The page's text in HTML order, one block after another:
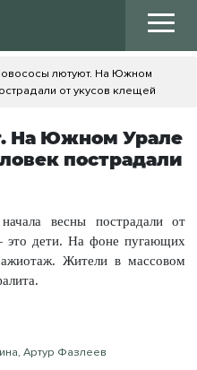
лютуют. На Южном
от укусов клещей
На Южном Урале
пострадали
весны пострадали от
это дети. На фоне пугающих
Жители в массовом
Артур Фазлеев